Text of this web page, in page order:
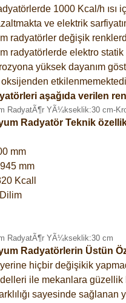
1000 Kcal/h ısı
ve elektrik
radyatörler değişik
radyatörlerde elektro
yüksek dayanım
aşağıda verilen
Radyatör Teknik
mm
mm
Kcall
Radyatörlerin Üstün
hiçbir değişikik
ile mekanlara güzellik
sayesinde sağlanan